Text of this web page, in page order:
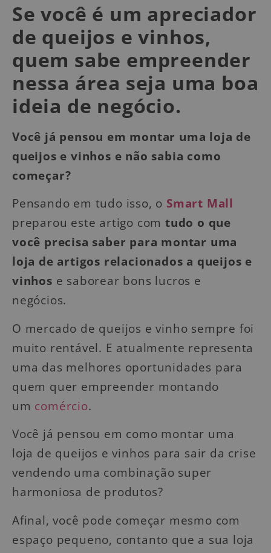
Se você é um apreciador
de queijos e vinhos,
quem sabe empreender
nessa área seja uma boa
ideia de negócio.
Você já pensou em montar uma loja de
queijos e vinhos e não sabia como
começar?
Pensando em tudo isso, o Smart Mall
preparou este artigo comtudo o que
você precisa saber para montar uma
loja de artigos relacionados a queijos e
vinhos e saborear bons lucros e
negócios.
O mercado de queijos e vinho sempre foi
muito rentável. E atualmente representa
uma das melhores oportunidades para
quem quer empreender montando
um comércio.
Você já pensou em como montar uma
loja de queijos e vinhos para sair da crise
vendendo uma combinação super
harmoniosa de produtos?
Afinal, você pode começar mesmo com
espaço pequeno, contanto que a sua loja